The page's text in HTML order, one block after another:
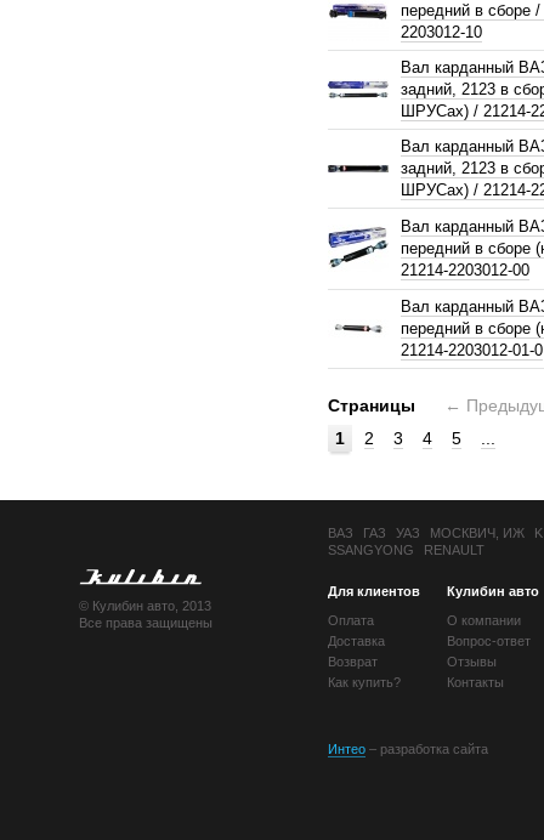
передний в сборе /
2203012-10
Вал карданный
задний, 2123 в
ШРУСах) / 21214-
Вал карданный
задний, 2123 в
ШРУСах) / 21214-
Вал карданный
передний в сборе
21214-2203012-00
Вал карданный
передний в сборе
21214-2203012-01-0
Страницы ←
1
2 3 4 5
ВАЗ ГАЗ УАЗ МОСКВИЧ, ИЖ
SSANGYONG
RENAULT
Для клиентов
Кулибин авто
Оплата
Доставка
Возврат
Как купить?
О компании
Вопрос-ответ
Отзывы
Контакты
Интео – разработка сайта
© Кулибин авто, 2013
Все права защищены